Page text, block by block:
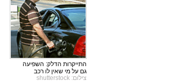
התייקרות הדלק: השפיעה
גם על מי שאין לו רכב
צילום: shutterstock